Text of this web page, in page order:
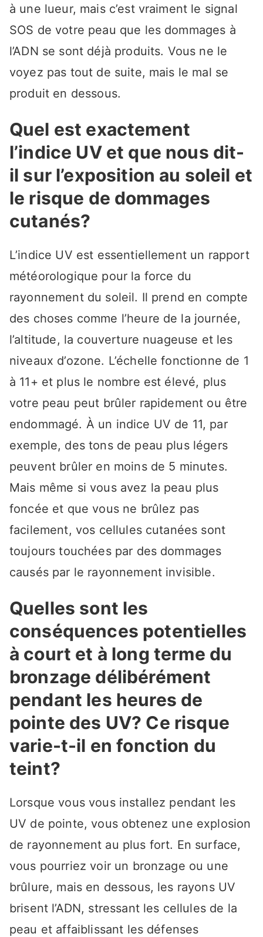
à une lueur, mais c’est vraiment le signal
SOS de votre peau que les dommages à
l’ADN se sont déjà produits. Vous ne le
voyez pas tout de suite, mais le mal se
produit en dessous.
Quel est exactement
l’indice UV et que nous dit-
il sur l’exposition au soleil et
le risque de dommages
cutanés?
L’indice UV est essentiellement un rapport
météorologique pour la force du
rayonnement du soleil. Il prend en compte
des choses comme l’heure de la journée,
l’altitude, la couverture nuageuse et les
niveaux d’ozone. L’échelle fonctionne de 1
à 11+ et plus le nombre est élevé, plus
votre peau peut brûler rapidement ou être
endommagé. À un indice UV de 11, par
exemple, des tons de peau plus légers
peuvent brûler en moins de 5 minutes.
Mais même si vous avez la peau plus
foncée et que vous ne brûlez pas
facilement, vos cellules cutanées sont
toujours touchées par des dommages
causés par le rayonnement invisible.
Quelles sont les
conséquences potentielles
à court et à long terme du
bronzage délibérément
pendant les heures de
pointe des UV? Ce risque
varie-t-il en fonction du
teint?
Lorsque vous vous installez pendant les
UV de pointe, vous obtenez une explosion
de rayonnement au plus fort. En surface,
vous pourriez voir un bronzage ou une
brûlure, mais en dessous, les rayons UV
brisent l’ADN, stressant les cellules de la
peau et affaiblissant les défenses